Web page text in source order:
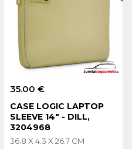
35.00 €
CASE LOGIC LAPTOP
SLEEVE 14" - DILL,
3204968
36.8 X 4.3 X 26.7 CM